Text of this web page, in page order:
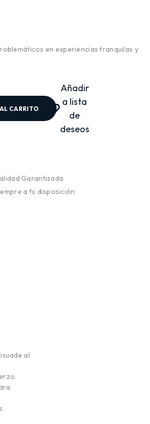
en experiencias tranquilas y
CARRITO
Añadir
a lista
de
deseos
Garantizada
a tu disposición
al